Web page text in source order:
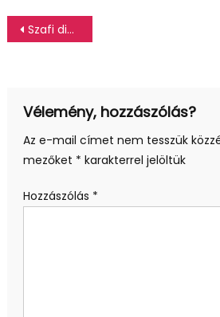
Bejegyzés
Szafi diéta – vélemények és tapasztalatok 3. rész
Vélemény, hozzászólás?
Az e-mail címet nem tesszük
mezőket * karakterrel jelöltük
Hozzászólás *